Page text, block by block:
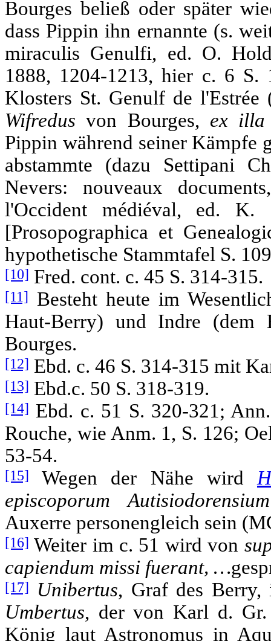
Bourges beließ oder später
dass Pippin ihn ernannte (s.
miraculis Genulfi, ed. O.
1888, 1204-1213, hier c. 6 S.
Klosters St. Genulf de l'Estrée
Wifredus von Bourges, ex illa
Pippin während seiner Kämpfe
abstammte (dazu Settipani
Nevers: nouveaux
l'Occident médiéval, ed. K.
[Prosopographica et
hypothetische Stammtafel S.
[10] Fred. cont. c. 45 S. 314-315.
[11] Besteht heute im
Haut-Berry) und Indre (dem
Bourges.
[12] Ebd. c. 46 S. 314-315 mit
[13] Ebd.c. 50 S. 318-319.
[14] Ebd. c. 51 S. 320-321;
Rouche, wie Anm. 1, S. 126;
53-54.
[15] Wegen der Nähe wird
episcoporum Autisiodorensium
Auxerre personengleich sein
[16] Weiter im c. 51 wird von
capiendum missi fuerant, …
[17] Unibertus, Graf des
Umbertus, der von Karl d. Gr.
König laut Astronomus in